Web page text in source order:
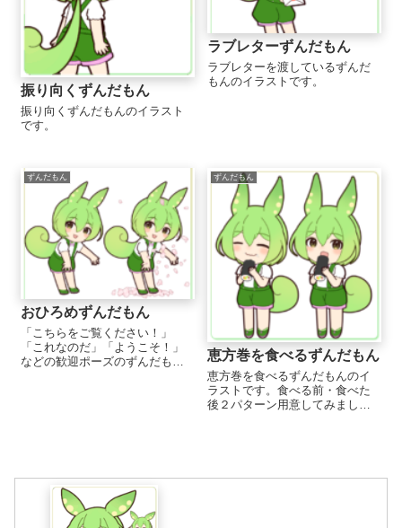
振り向くずんだもん
振り向くずんだもんのイラスト
です。
ラブレターずんだもん
ラブレターを渡しているずんだ
もんのイラストです。
ずんだもん
おひろめずんだもん
「こちらをご覧ください！」
「これなのだ」「ようこそ！」
などの歓迎ポーズのずんだもん
ずんだもん
恵方巻を食べるずんだもん
恵方巻を食べるずんだもんのイ
ラストです。食べる前・食べた
後２パターン用意してみまし